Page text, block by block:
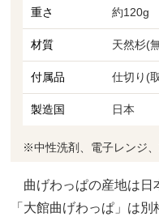
重さ 約120g
材質 天然杉(
付属品 仕切り(
製造国 日本
※中性洗剤、電子レンジ、
曲げわっぱの産地は日
「大館曲げわっぱ」は